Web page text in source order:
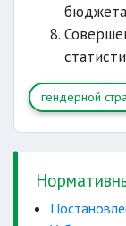
гендерной